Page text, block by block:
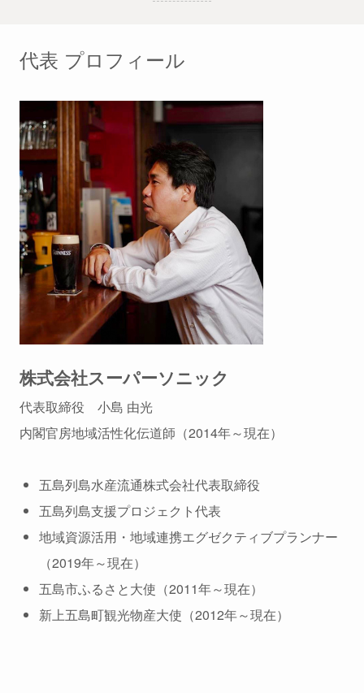
代表 プロフィール
株式会社スーパーソニック
代表取締役 小島 由光
内閣官房地域活性化伝道師（2014年～現在）
五島列島水産流通株式会社代表取締役
五島列島支援プロジェクト代表
地域資源活用・地域連携エグゼクティブプランナー
（2019年～現在）
五島市ふるさと大使（2011年～現在）
新上五島町観光物産大使（2012年～現在）